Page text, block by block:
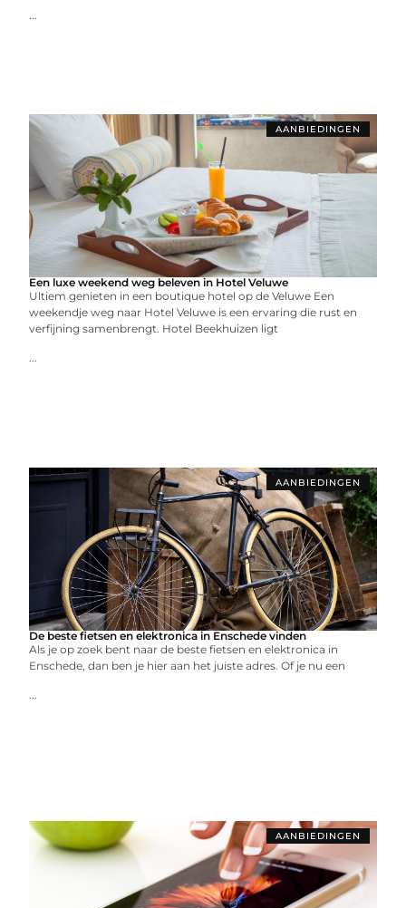
...
AANBIEDINGEN
Een luxe weekend weg beleven in Hotel Veluwe
Ultiem genieten in een boutique hotel op de Veluwe Een
weekendje weg naar Hotel Veluwe is een ervaring die rust en
verfijning samenbrengt. Hotel Beekhuizen ligt
...
AANBIEDINGEN
De beste fietsen en elektronica in Enschede vinden
Als je op zoek bent naar de beste fietsen en elektronica in
Enschede, dan ben je hier aan het juiste adres. Of je nu een
...
AANBIEDINGEN